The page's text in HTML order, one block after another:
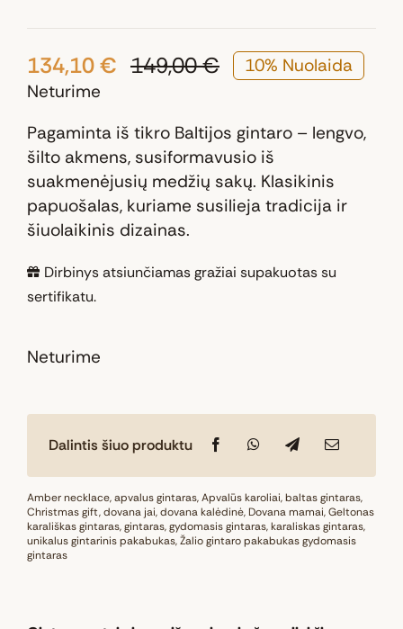
149,00€Original
was:
149,00 €.
134,10€
Current
is:
134,10 €.
10% Nuolaida
Neturime
Pagaminta iš tikro Baltijos gintaro – lengvo,
šilto akmens, susiformavusio iš
suakmenėjusių medžių sakų. Klasikinis
papuošalas, kuriame susilieja tradicija ir
šiuolaikinis dizainas.
Dirbinys atsiunčiamas gražiai supakuotas su
sertifikatu.
Neturime
Dalintis šiuo produktu
Amber necklace,apvalus gintaras,Apvalūs karoliai,baltas gintaras,
Christmas gift,dovana jai,dovana kalėdinė,Dovana mamai,Geltonas
karališkas gintaras,gintaras,gydomasis gintaras,karaliskas gintaras,
unikalus gintarinis pakabukas,Žalio gintaro pakabukas gydomasis
gintaras